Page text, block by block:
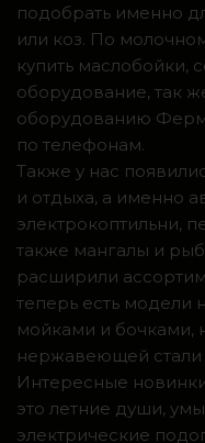
подобрать именно
или коз. По
купить маслобойки,
оборудование, так
оборудованию
по телефонам.
Также у нас
и отдыха, а именно
электрокоптильни,
также мангалы и
расширили
теперь есть модели
мойками и бочками,
нержавеющей стали
Интересные
это летние души,
электрические